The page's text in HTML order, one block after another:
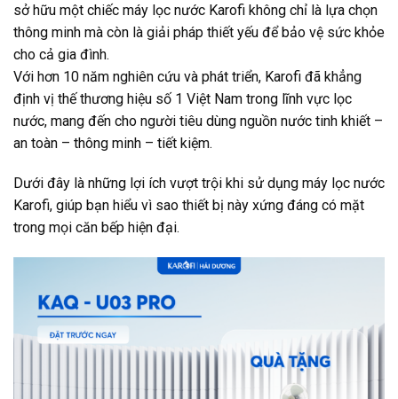
sở hữu một chiếc máy lọc nước Karofi không chỉ là lựa chọn
thông minh mà còn là giải pháp thiết yếu để bảo vệ sức khỏe
cho cả gia đình.
Với hơn 10 năm nghiên cứu và phát triển, Karofi đã khẳng
định vị thế thương hiệu số 1 Việt Nam trong lĩnh vực lọc
nước, mang đến cho người tiêu dùng nguồn nước tinh khiết –
an toàn – thông minh – tiết kiệm.
Dưới đây là những lợi ích vượt trội khi sử dụng máy lọc nước
Karofi, giúp bạn hiểu vì sao thiết bị này xứng đáng có mặt
trong mọi căn bếp hiện đại.